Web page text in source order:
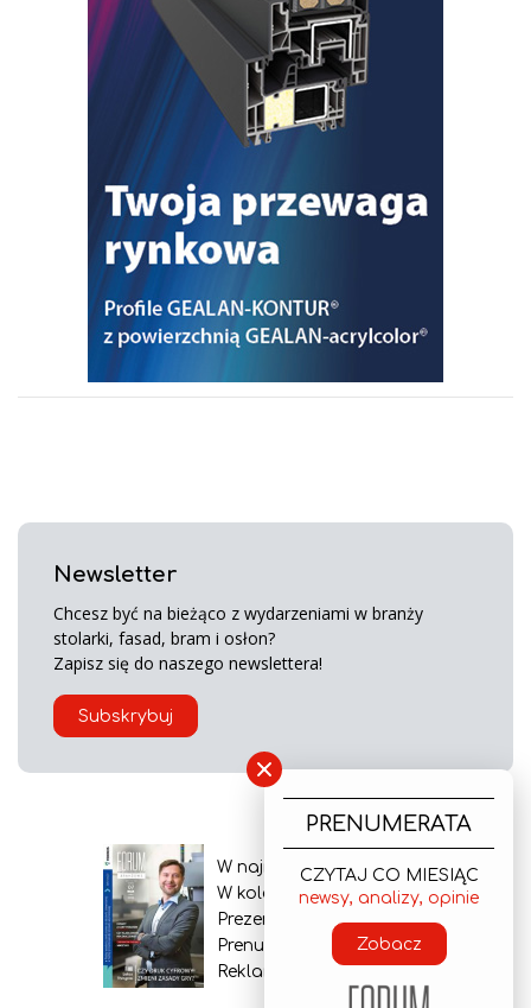
Newsletter
Chcesz być na bieżąco z wydarzeniami w branży
stolarki, fasad, bram i osłon?
Zapisz się do naszego newslettera!
Subskrybuj
W najnowszym wydaniu
W kolejnym numerze
Prezentacja gazety
Prenumerata
Reklama
×
PRENUMERATA
CZYTAJ CO MIESIĄC
newsy, analizy, opinie
Zobacz